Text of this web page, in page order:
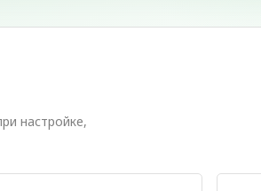
настройке,